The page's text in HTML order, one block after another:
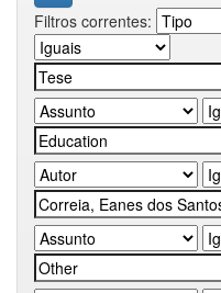
Filtros correntes: